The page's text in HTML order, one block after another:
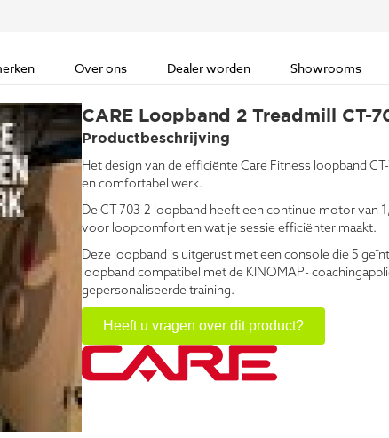
Over ons Dealer worden Showrooms
CARE Loopband 2 Treadmill CT-
Productbeschrijving
Het design van de efficiënte Care Fitness loopband
en comfortabel werk.
De CT-703-2 loopband heeft een continue motor van
voor loopcomfort en wat je sessie efficiënter maakt.
Deze loopband is uitgerust met een console die 5
loopband compatibel met de KINOMAP-
gepersonaliseerde training.
Heeft u vragen over dit product?